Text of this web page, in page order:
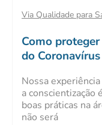
Via Qualidade para
Como
do Coronavírus
Nossa
a conscientização
boas práticas na
não será